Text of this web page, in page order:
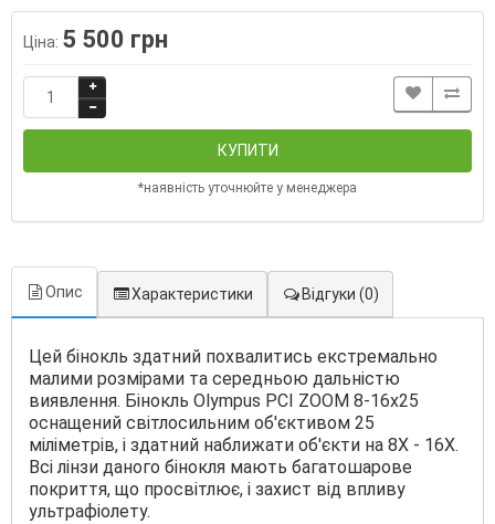
Ціна: 5 500 грн
КУПИТИ
*наявність уточнюйте у менеджера
Опис Характеристики Відгуки (0)
Цей бінокль здатний похвалитись екстремально
малими розмірами та середньою дальністю
виявлення. Бінокль Olympus PCI ZOOM 8-16х25
оснащений світлосильним об'єктивом 25
міліметрів, і здатний наближати об'єкти на 8Х - 16Х.
Всі лінзи даного бінокля мають багатошарове
покриття, що просвітлює, і захист від впливу
ультрафіолету.